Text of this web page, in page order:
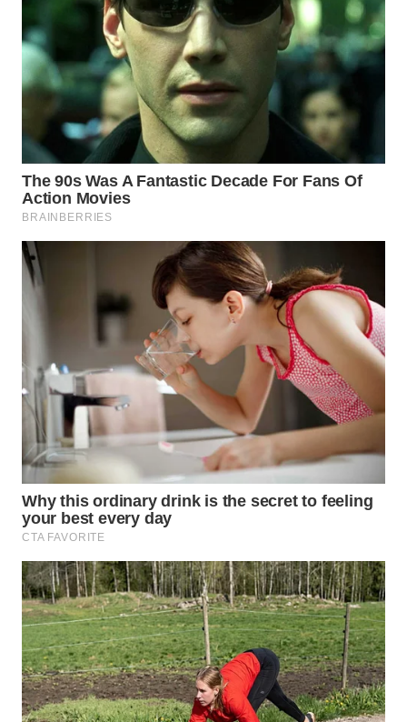
WAHANA
LISTRIK
WAHANA
TRAVEL
WAHANA
TV
WAHANANEWS
WAHANANEWS
WAHANANEWS
NET
WAHANA
SPORT
WAHANA
UMKM
WAHANA
SELEB
WAHANA
PERSONA
WAHANA